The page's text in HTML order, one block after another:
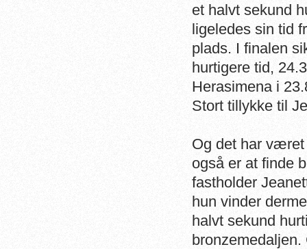
et halvt sekund
ligeledes sin tid
plads. I finalen
hurtigere tid,
Herasimena i
Stort tillykke til
Og det har været
også er at finde
fastholder
hun vinder
halvt sekund